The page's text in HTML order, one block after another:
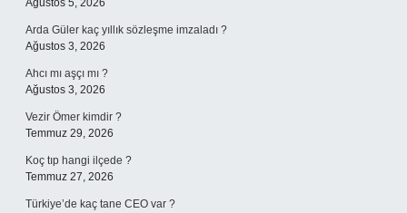
Ağustos 5, 2026
Arda Güler kaç yıllık sözleşme imzaladı ?
Ağustos 3, 2026
Ahcı mı aşçı mı ?
Ağustos 3, 2026
Vezir Ömer kimdir ?
Temmuz 29, 2026
Koç tıp hangi ilçede ?
Temmuz 27, 2026
Türkiye’de kaç tane CEO var ?